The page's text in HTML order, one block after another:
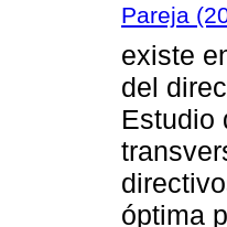
Pareja
existe
del
Estudio
óptima